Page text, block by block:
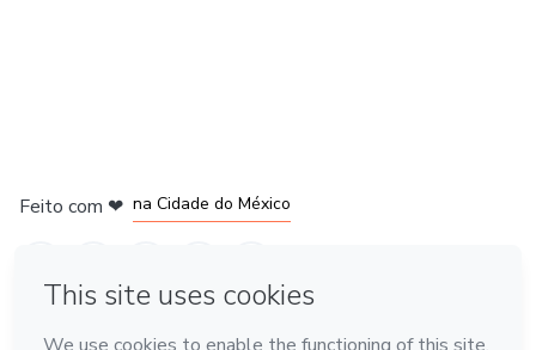
Feito com ❤ na Cidade do México
Conheça a Hotmart